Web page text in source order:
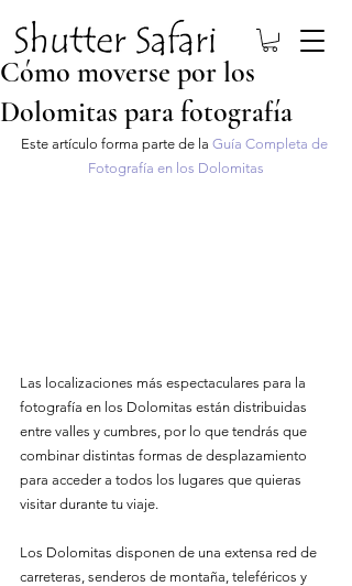
Cómo moverse por los
Dolomitas para fotografía
Este artículo forma parte de la Guía Completa de
Fotografía en los Dolomitas
Las localizaciones más espectaculares para la
fotografía en los Dolomitas están distribuidas
entre valles y cumbres, por lo que tendrás que
combinar distintas formas de desplazamiento
para acceder a todos los lugares que quieras
visitar durante tu viaje.
Los Dolomitas disponen de una extensa red de
carreteras, senderos de montaña, teleféricos y